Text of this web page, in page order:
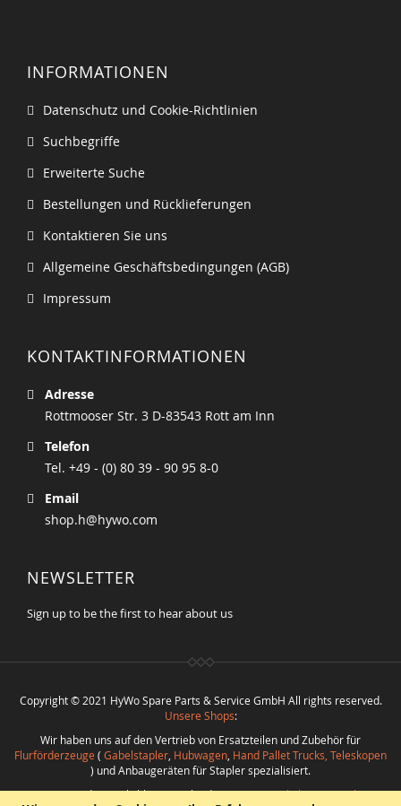
INFORMATIONEN
Datenschutz und Cookie-Richtlinien
Suchbegriffe
Erweiterte Suche
Bestellungen und Rücklieferungen
Kontaktieren Sie uns
Allgemeine Geschäftsbedingungen (AGB)
Impressum
KONTAKTINFORMATIONEN
Adresse
Rottmooser Str. 3 D-83543 Rott am Inn
Telefon
Tel. +49 - (0) 80 39 - 90 95 8-0
Email
shop.h@hywo.com
NEWSLETTER
Sign up to be the first to hear about us
Copyright © 2021 HyWo Spare Parts & Service GmbH All rights reserved.
Unsere Shops:
Wir haben uns auf den Vertrieb von Ersatzteilen und Zubehör für
Flurförderzeuge ( Gabelstapler Hubwagen Hand Pallet Trucks, Teleskopen
) und Anbaugeräten für Stapler spezialisiert.
Nutzen Sie die Möglichkeit verschiedensteErsatzteile bester Qualität